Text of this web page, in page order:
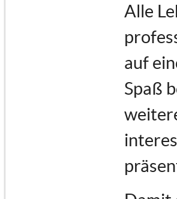
Alle
auf
Spaß